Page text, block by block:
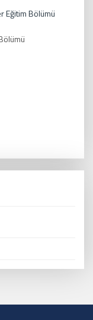
Eğitim Bölümü